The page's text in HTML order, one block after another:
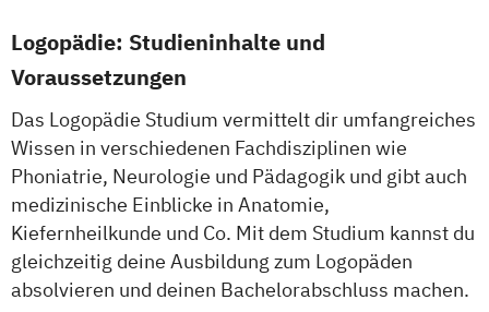
Empowerment
Soziale Arbeit
Soziale Arbeit Duales Studium
Soziale Arbeit Präsenzstudium
Sozialmanagement
Logopädie: Studieninhalte und
Voraussetzungen
Das Logopädie Studium vermittelt dir umfangreiches
Wissen in verschiedenen Fachdisziplinen wie
Phoniatrie, Neurologie und Pädagogik und gibt auch
medizinische Einblicke in Anatomie,
Kiefernheilkunde und Co. Mit dem Studium kannst du
gleichzeitig deine Ausbildung zum Logopäden
absolvieren und deinen Bachelorabschluss machen.